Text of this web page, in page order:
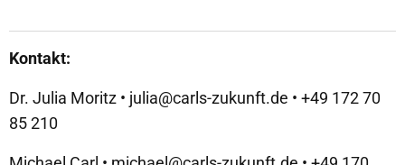
Kontakt:
Dr. Julia Moritz • julia@carls-zukunft.de • +49 172 70
85 210